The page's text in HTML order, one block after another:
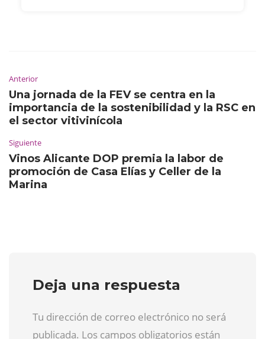
Anterior
Una jornada de la FEV se centra en la
importancia de la sostenibilidad y la RSC en
el sector vitivinícola
Siguiente
Vinos Alicante DOP premia la labor de
promoción de Casa Elías y Celler de la
Marina
Deja una respuesta
Tu dirección de correo electrónico no será
publicada. Los campos obligatorios están